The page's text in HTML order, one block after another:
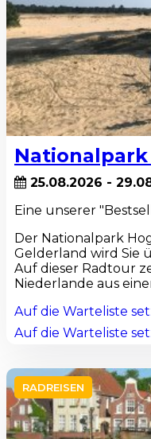
25.08.2026 -
Eine unserer
Der Nationalpark
Gelderland wird Sie
Auf dieser Radtour
Niederlande aus
Auf die Warteliste
Auf die Warteliste
RADREISEN